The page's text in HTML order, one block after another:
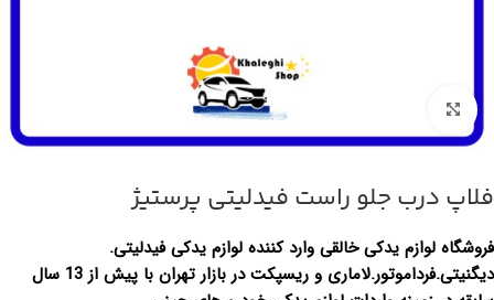
فلاپ درب جلو راست فیدلیتی پرستیژ
فروشگاه لوازم یدکی خالقی وارد کننده لوازم یدکی فیدلیتی.
دیگنیتی.فرداموتور.لاماری و ریسپکت در بازار تهران با پیش از 13 سال